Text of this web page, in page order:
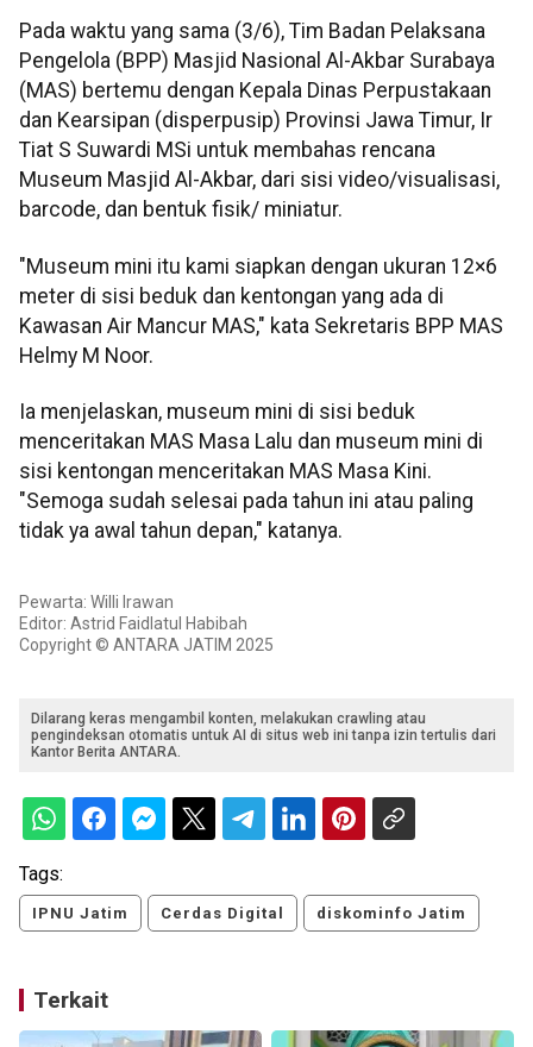
Pada waktu yang sama (3/6), Tim Badan Pelaksana
Pengelola (BPP) Masjid Nasional Al-Akbar Surabaya
(MAS) bertemu dengan Kepala Dinas Perpustakaan
dan Kearsipan (disperpusip) Provinsi Jawa Timur, Ir
Tiat S Suwardi MSi untuk membahas rencana
Museum Masjid Al-Akbar, dari sisi video/visualisasi,
barcode, dan bentuk fisik/ miniatur.
"Museum mini itu kami siapkan dengan ukuran 12×6
meter di sisi beduk dan kentongan yang ada di
Kawasan Air Mancur MAS," kata Sekretaris BPP MAS
Helmy M Noor.
Ia menjelaskan, museum mini di sisi beduk
menceritakan MAS Masa Lalu dan museum mini di
sisi kentongan menceritakan MAS Masa Kini.
"Semoga sudah selesai pada tahun ini atau paling
tidak ya awal tahun depan," katanya.
Pewarta: Willi Irawan
Editor: Astrid Faidlatul Habibah
Copyright © ANTARA JATIM 2025
Dilarang keras mengambil konten, melakukan crawling atau
pengindeksan otomatis untuk AI di situs web ini tanpa izin tertulis dari
Kantor Berita ANTARA.
Tags:
IPNU Jatim Cerdas Digital diskominfo Jatim
Terkait